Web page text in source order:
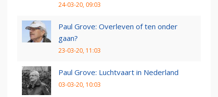
24-03-20, 09:03
Paul Grove: Overleven of ten onder
gaan?
23-03-20, 11:03
Paul Grove: Luchtvaart in Nederland
03-03-20, 10:03